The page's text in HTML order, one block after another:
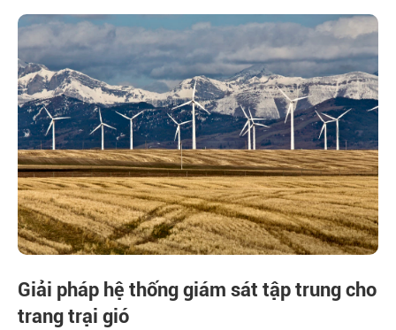
Giải pháp hệ thống giám sát tập trung cho
trang trại gió